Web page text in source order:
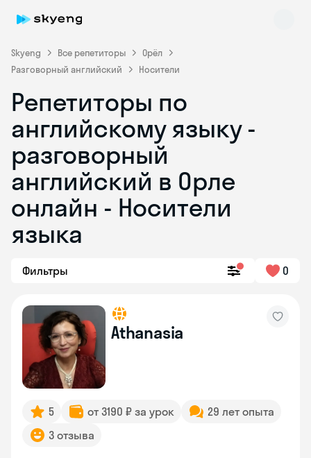
Skyeng Все репетиторы
Орёл
Разговорный английский
Носители
Репетиторы по
английскому языку -
разговорный
английский в Орле
онлайн - Носители
языка
Фильтры 0
Athanasia
5 от 3190 ₽ за урок
29 лет опыта
3 отзыва
Skyeng Chat